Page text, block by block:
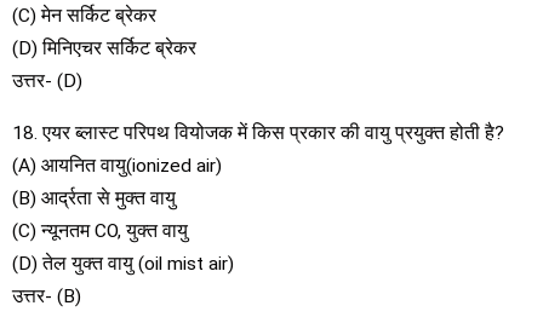
(C) मेन सर्किट ब्रेकर
(D) मिनिएचर सर्किट ब्रेकर
उत्तर- (D)
18. एयर ब्लास्ट परिपथ वियोजक में किस प्रकार की वायु प्रयुक्त होती है?
(A) आयनित वायु(ionized air)
(B) आर्द्रता से मुक्त वायु
(C) न्यूनतम CO, युक्त वायु
(D) तेल युक्त वायु (oil mist air)
उत्तर- (B)